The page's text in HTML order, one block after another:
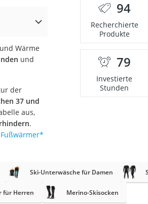
Wärme
und
der
37 und
aus,
.
*
94
Recherchierte
Produkte
79
Investierte
Stunden
Ski-Unterwäsche für Damen
für Herren Merino-Skisocken